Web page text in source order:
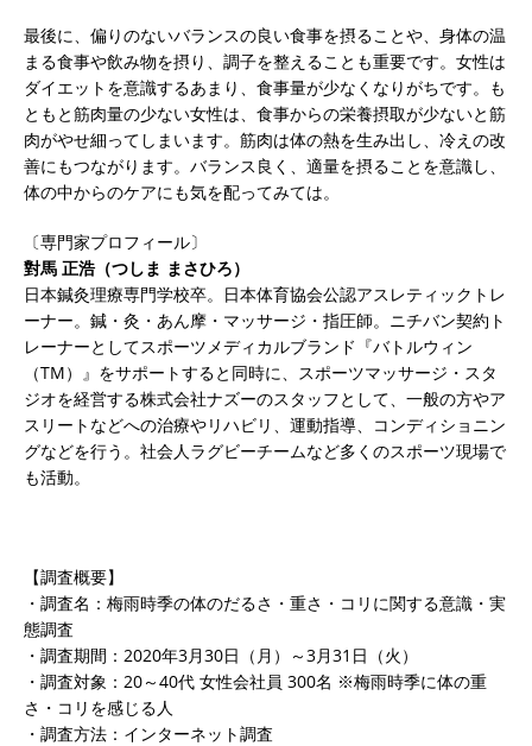
最後に、偏りのないバランスの良い食事を摂ることや、身体の温
まる食事や飲み物を摂り、調子を整えることも重要です。女性は
ダイエットを意識するあまり、食事量が少なくなりがちです。も
ともと筋肉量の少ない女性は、食事からの栄養摂取が少ないと筋
肉がやせ細ってしまいます。筋肉は体の熱を生み出し、冷えの改
善にもつながります。バランス良く、適量を摂ることを意識し、
体の中からのケアにも気を配ってみては。
〔専門家プロフィール〕
對馬 正浩（つしま まさひろ）
日本鍼灸理療専門学校卒。日本体育協会公認アスレティックトレ
ーナー。鍼・灸・あん摩・マッサージ・指圧師。ニチバン契約ト
レーナーとしてスポーツメディカルブランド『バトルウィン
（TM）』をサポートすると同時に、スポーツマッサージ・スタ
ジオを経営する株式会社ナズーのスタッフとして、一般の方やア
スリートなどへの治療やリハビリ、運動指導、コンディショニン
グなどを行う。社会人ラグビーチームなど多くのスポーツ現場で
も活動。
【調査概要】
・調査名：梅雨時季の体のだるさ・重さ・コリに関する意識・実
態調査
・調査期間：2020年3月30日（月）～3月31日（火）
・調査対象：20～40代 女性会社員 300名 ※梅雨時季に体の重
さ・コリを感じる人
・調査方法：インターネット調査